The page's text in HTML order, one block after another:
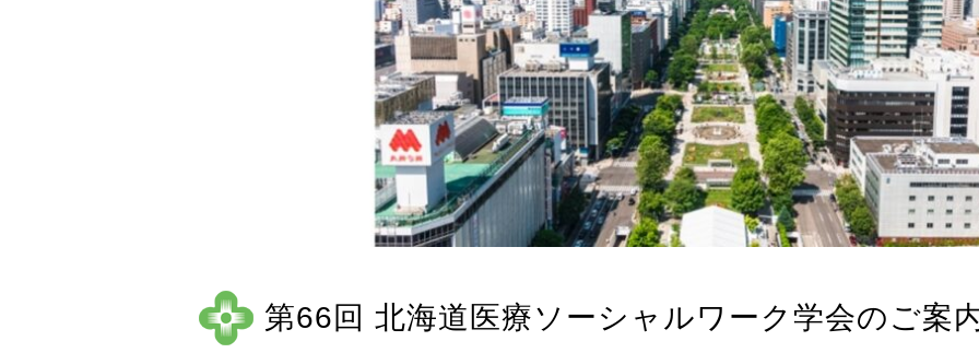
第66回 北海道医療ソーシャルワーク学会のご案